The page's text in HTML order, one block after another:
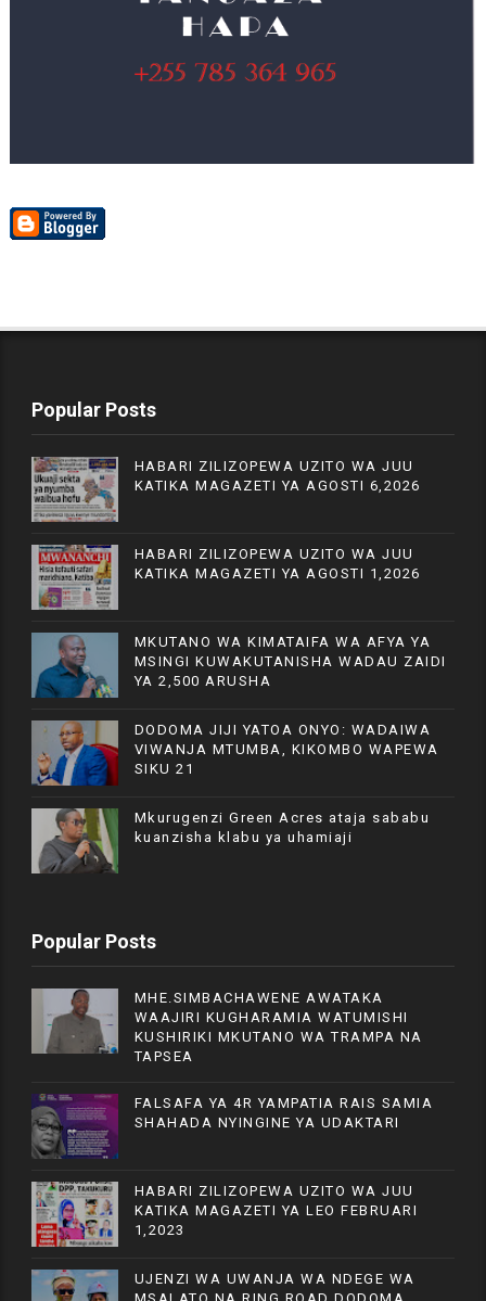
Popular Posts
HABARI ZILIZOPEWA UZITO WA JUU
KATIKA MAGAZETI YA AGOSTI 6,2026
HABARI ZILIZOPEWA UZITO WA JUU
KATIKA MAGAZETI YA AGOSTI 1,2026
MKUTANO WA KIMATAIFA WA AFYA YA
MSINGI KUWAKUTANISHA WADAU ZAIDI
YA 2,500 ARUSHA
DODOMA JIJI YATOA ONYO: WADAIWA
VIWANJA MTUMBA, KIKOMBO WAPEWA
SIKU 21
Mkurugenzi Green Acres ataja sababu
kuanzisha klabu ya uhamiaji
Popular Posts
MHE.SIMBACHAWENE AWATAKA
WAAJIRI KUGHARAMIA WATUMISHI
KUSHIRIKI MKUTANO WA TRAMPA NA
TAPSEA
FALSAFA YA 4R YAMPATIA RAIS SAMIA
SHAHADA NYINGINE YA UDAKTARI
HABARI ZILIZOPEWA UZITO WA JUU
KATIKA MAGAZETI YA LEO FEBRUARI
1,2023
UJENZI WA UWANJA WA NDEGE WA